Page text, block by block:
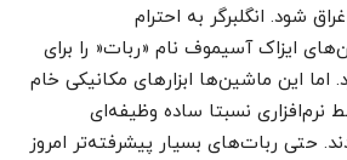
شود. انگلبرگر به احترام
ایزاک آسیموف نام «ربات‌‌‌‌‌‌‌‌‌‌‌‌‌‌‌‌‌‌‌‌‌‌‌‌‌‌‌‌‌‌‌‌‌‌‌‌‌‌‌‌‌‌‌‌‌‌‌« را برای
این ماشین‌ها ابزارهای مکانیکی خام
نرم‌افزاری نسبتا ساده وظیفه‌ای
حتی ربات‌‌‌‌‌‌‌‌‌‌‌‌‌‌‌‌‌‌‌‌‌‌‌‌‌‌‌‌‌‌‌‌‌‌‌‌‌‌‌‌‌‌‌‌‌‌‌‌های بسیار پیشرفته‌تر امروز